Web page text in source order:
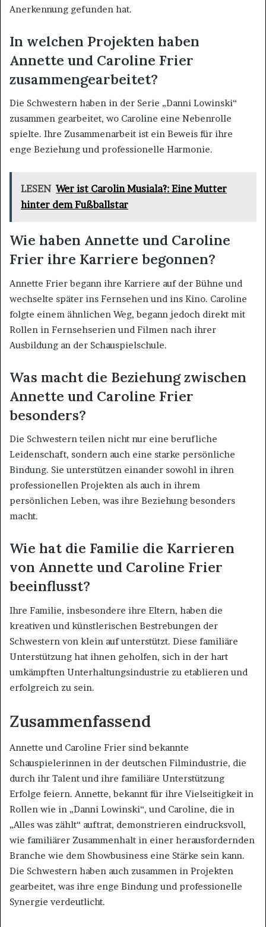
Anerkennung gefunden hat.
In welchen Projekten haben
Annette und Caroline Frier
zusammengearbeitet?
Die Schwestern haben in der Serie „Danni Lowinski“
zusammen gearbeitet, wo Caroline eine Nebenrolle
spielte. Ihre Zusammenarbeit ist ein Beweis für ihre
enge Beziehung und professionelle Harmonie.
LESEN Wer ist Carolin Musiala?: Eine Mutter
hinter dem Fußballstar
Wie haben Annette und Caroline
Frier ihre Karriere begonnen?
Annette Frier begann ihre Karriere auf der Bühne und
wechselte später ins Fernsehen und ins Kino. Caroline
folgte einem ähnlichen Weg, begann jedoch direkt mit
Rollen in Fernsehserien und Filmen nach ihrer
Ausbildung an der Schauspielschule.
Was macht die Beziehung zwischen
Annette und Caroline Frier
besonders?
Die Schwestern teilen nicht nur eine berufliche
Leidenschaft, sondern auch eine starke persönliche
Bindung. Sie unterstützen einander sowohl in ihren
professionellen Projekten als auch in ihrem
persönlichen Leben, was ihre Beziehung besonders
macht.
Wie hat die Familie die Karrieren
von Annette und Caroline Frier
beeinflusst?
Ihre Familie, insbesondere ihre Eltern, haben die
kreativen und künstlerischen Bestrebungen der
Schwestern von klein auf unterstützt. Diese familiäre
Unterstützung hat ihnen geholfen, sich in der hart
umkämpften Unterhaltungsindustrie zu etablieren und
erfolgreich zu sein.
Zusammenfassend
Annette und Caroline Frier sind bekannte
Schauspielerinnen in der deutschen Filmindustrie, die
durch ihr Talent und ihre familiäre Unterstützung
Erfolge feiern. Annette, bekannt für ihre Vielseitigkeit in
Rollen wie in „Danni Lowinski“, und Caroline, die in
„Alles was zählt“ auftrat, demonstrieren eindrucksvoll,
wie familiärer Zusammenhalt in einer herausfordernden
Branche wie dem Showbusiness eine Stärke sein kann.
Die Schwestern haben auch zusammen in Projekten
gearbeitet, was ihre enge Bindung und professionelle
Synergie verdeutlicht.